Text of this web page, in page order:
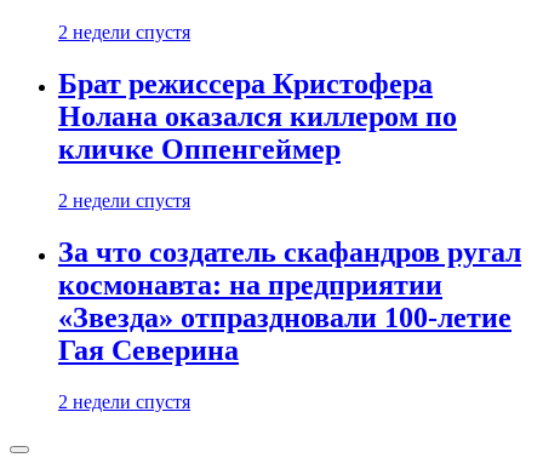
2 недели спустя
Брат режиссера Кристофера
Нолана оказался киллером по
кличке Оппенгеймер
2 недели спустя
За что создатель скафандров ругал
космонавта: на предприятии
«Звезда» отпраздновали 100-летие
Гая Северина
2 недели спустя